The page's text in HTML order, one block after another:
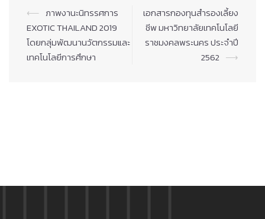
Post
navigation
⟵ ภาพงานะนิทรรศการ
EXOTIC THAILAND 2019
โดยกลุ่มพัฒนานวัตกรรมและ
เทคโนโลยีการศึกษา
เอกสารกองทุนสำรองเลี้ยง
ชีพ มหาวิทยาลัยเทคโนโลยี
ราชมงคลพระนคร ประจำปี
2562 ⟶